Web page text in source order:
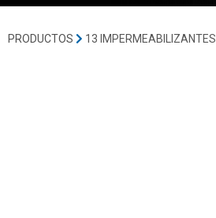
PRODUCTOS 13 IMPERMEABILIZANTES